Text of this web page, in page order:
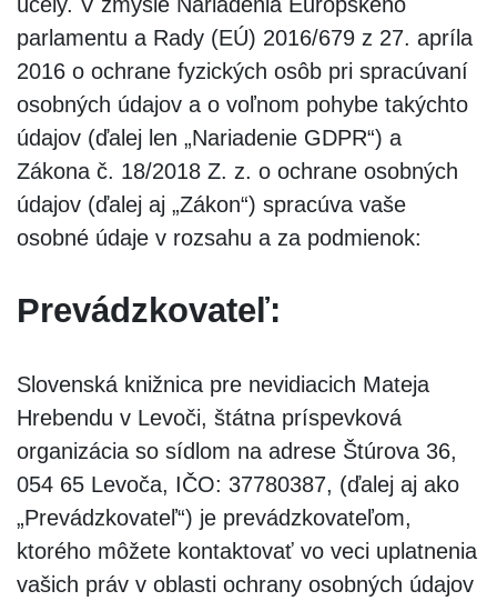
parlamentu a Rady (EÚ) 2016/679 z 27. apríla
2016 o ochrane fyzických osôb pri spracúvaní
osobných údajov a o voľnom pohybe takýchto
údajov (ďalej len „Nariadenie GDPR“) a
Zákona č. 18/2018 Z. z. o ochrane osobných
údajov (ďalej aj „Zákon“) spracúva vaše
osobné údaje v rozsahu a za podmienok:
Prevádzkovateľ:
Slovenská knižnica pre nevidiacich Mateja
Hrebendu v Levoči, štátna príspevková
organizácia so sídlom na adrese Štúrova 36,
054 65 Levoča, IČO: 37780387, (ďalej aj ako
„Prevádzkovateľ“) je prevádzkovateľom,
ktorého môžete kontaktovať vo veci uplatnenia
vašich práv v oblasti ochrany osobných údajov